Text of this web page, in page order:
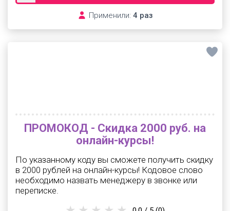
Применили: 4 раз
ПРОМОКОД - Скидка 2000 руб. на
онлайн-курсы!
По указанному коду вы сможете получить скидку
в 2000 рублей на онлайн-курсы! Кодовое слово
необходимо назвать менеджеру в звонке или
переписке.